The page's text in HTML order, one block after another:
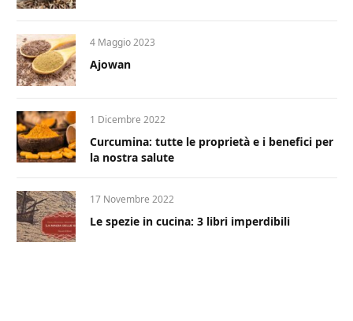
4 Maggio 2023
Ajowan
1 Dicembre 2022
Curcumina: tutte le proprietà e i benefici per
la nostra salute
17 Novembre 2022
Le spezie in cucina: 3 libri imperdibili